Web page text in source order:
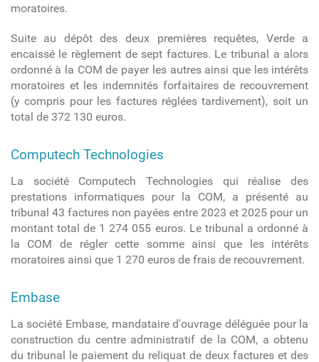
moratoires.
Suite au dépôt des deux premières requêtes, Verde a
encaissé le règlement de sept factures. Le tribunal a alors
ordonné à la COM de payer les autres ainsi que les intérêts
moratoires et les indemnités forfaitaires de recouvrement
(y compris pour les factures réglées tardivement), soit un
total de 372 130 euros.
Computech Technologies
La société Computech Technologies qui réalise des
prestations informatiques pour la COM, a présenté au
tribunal 43 factures non payées entre 2023 et 2025 pour un
montant total de 1 274 055 euros. Le tribunal a ordonné à
la COM de régler cette somme ainsi que les intérêts
moratoires ainsi que 1 270 euros de frais de recouvrement.
Embase
La société Embase, mandataire d'ouvrage déléguée pour la
construction du centre administratif de la COM, a obtenu
du tribunal le paiement du reliquat de deux factures et des